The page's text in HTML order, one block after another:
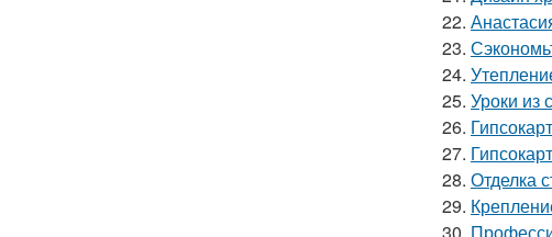
22.
23.
24.
25. Уроки из
26.
27.
28. Отделка
29.